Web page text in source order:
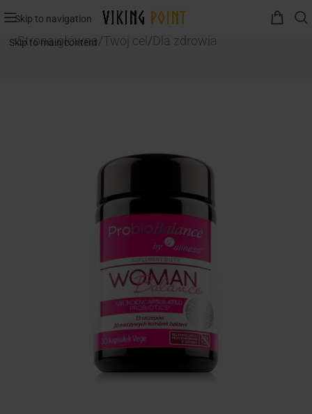
Skip to navigation
Skip to main content
Strona główna/Twój cel /Dla zdrowia